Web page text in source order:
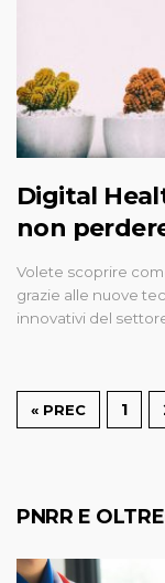
Digital
non
Volete scoprire
grazie alle nuove
innovativi del
« PREC 1
PNRR E OLTRE